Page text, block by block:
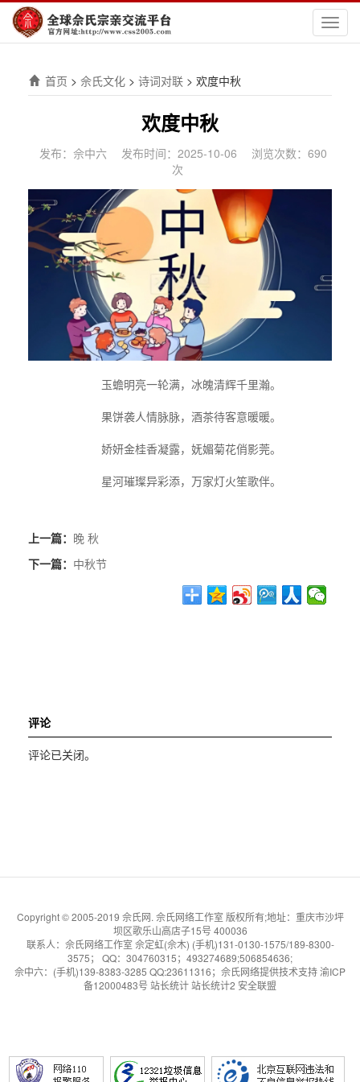
切
换
首页 > 佘氏文化 > 诗词对联 > 欢度中秋
欢度中秋
发布：佘中六 发布时间：2025-10-06
浏览次数：690
次
玉蟾明亮一轮满，冰魄清辉千里瀚。
果饼袭人情脉脉，酒茶待客意暖暖。
娇妍金桂香凝露，妩媚菊花俏影莞。
星河璀璨异彩添，万家灯火笙歌伴。
上一篇： 晚 秋
下一篇： 中秋节
评论
评论已关闭。
Copyright © 2005-2019 佘氏网. 佘氏网络工作室 版权所有;地址：重庆市沙坪
坝区歌乐山高店子15号 400036
联系人：佘氏网络工作室 佘定虹(佘木) (手机)131-0130-1575/189-8300-
3575； QQ：304760315；493274689;506854636;
佘中六：(手机)139-8383-3285 QQ:23611316； 佘氏网络提供技术支持渝ICP
备12000483号 站长统计站长统计2 安全联盟